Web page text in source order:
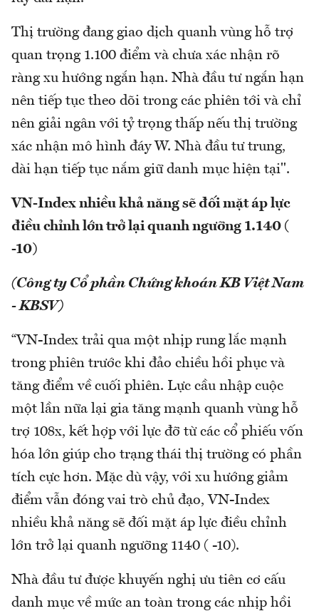
Thị trường đang giao dịch quanh vùng hỗ trợ
quan trọng 1.100 điểm và chưa xác nhận rõ
ràng xu hướng ngắn hạn. Nhà đầu tư ngắn hạn
nên tiếp tục theo dõi trong các phiên tới và chỉ
nên giải ngân với tỷ trọng thấp nếu thị trường
xác nhận mô hình đáy W. Nhà đầu tư trung,
dài hạn tiếp tục nắm giữ danh mục hiện tại".
VN-Index nhiều khả năng sẽ đối mặt áp lực
điều chỉnh lớn trở lại quanh ngưỡng 1.140 (
-10)
(Công ty Cổ phần Chứng khoán KB Việt Nam
- KBSV)
“VN-Index trải qua một nhịp rung lắc mạnh
trong phiên trước khi đảo chiều hồi phục và
tăng điểm về cuối phiên. Lực cầu nhập cuộc
một lần nữa lại gia tăng mạnh quanh vùng hỗ
trợ 108x, kết hợp với lực đỡ từ các cổ phiếu vốn
hóa lớn giúp cho trạng thái thị trường có phần
tích cực hơn. Mặc dù vậy, với xu hướng giảm
điểm vẫn đóng vai trò chủ đạo, VN-Index
nhiều khả năng sẽ đối mặt áp lực điều chỉnh
lớn trở lại quanh ngưỡng 1140 ( -10).
Nhà đầu tư được khuyến nghị ưu tiên cơ cấu
danh mục về mức an toàn trong các nhịp hồi